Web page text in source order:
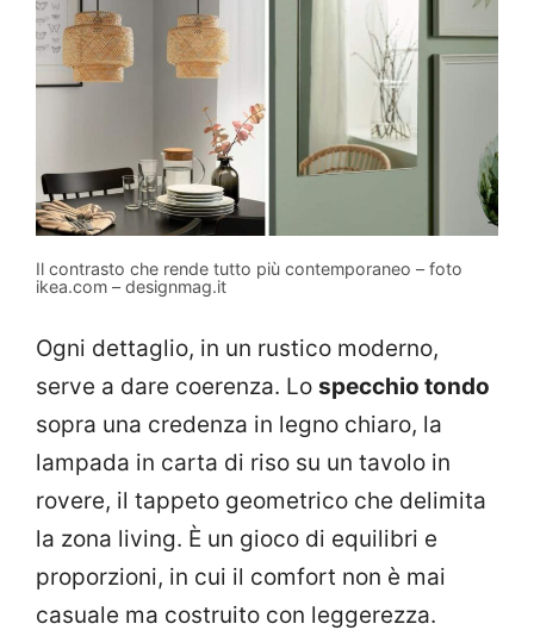
Il contrasto che rende tutto più contemporaneo – foto
ikea.com – designmag.it
Ogni dettaglio, in un rustico moderno,
serve a dare coerenza. Lo specchio tondo
sopra una credenza in legno chiaro, la
lampada in carta di riso su un tavolo in
rovere, il tappeto geometrico che delimita
la zona living. È un gioco di equilibri e
proporzioni, in cui il comfort non è mai
casuale ma costruito con leggerezza.